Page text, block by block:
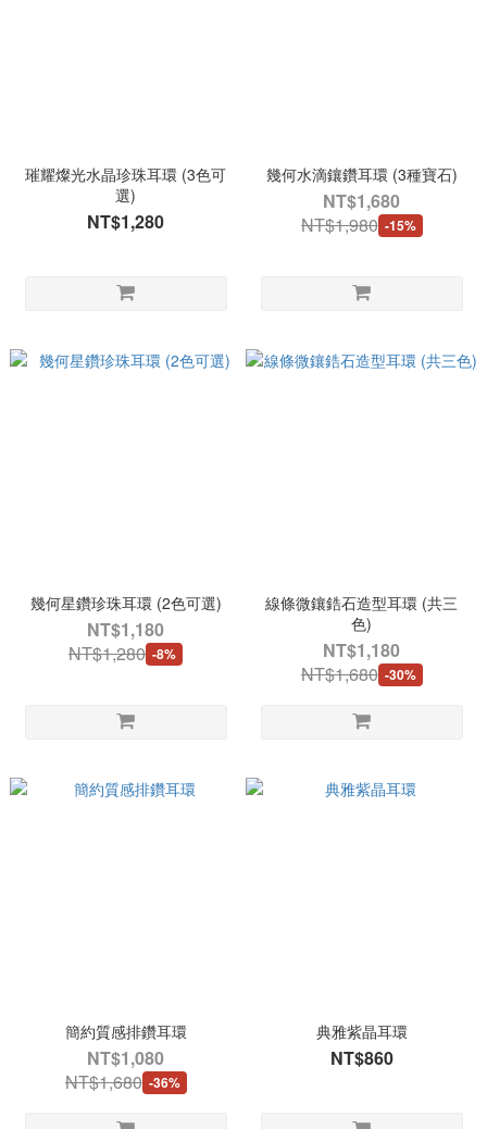
璀耀燦光水晶珍珠耳環 (3色可
選)
NT$1,280
幾何水滴鑲鑽耳環 (3種寶石)
NT$1,680
NT$1,980 -15%
幾何星鑽珍珠耳環 (2色可選)
NT$1,180
NT$1,280 -8%
線條微鑲鋯石造型耳環 (共三
色)
NT$1,180
NT$1,680 -30%
簡約質感排鑽耳環
NT$1,080
NT$1,680 -36%
典雅紫晶耳環
NT$860